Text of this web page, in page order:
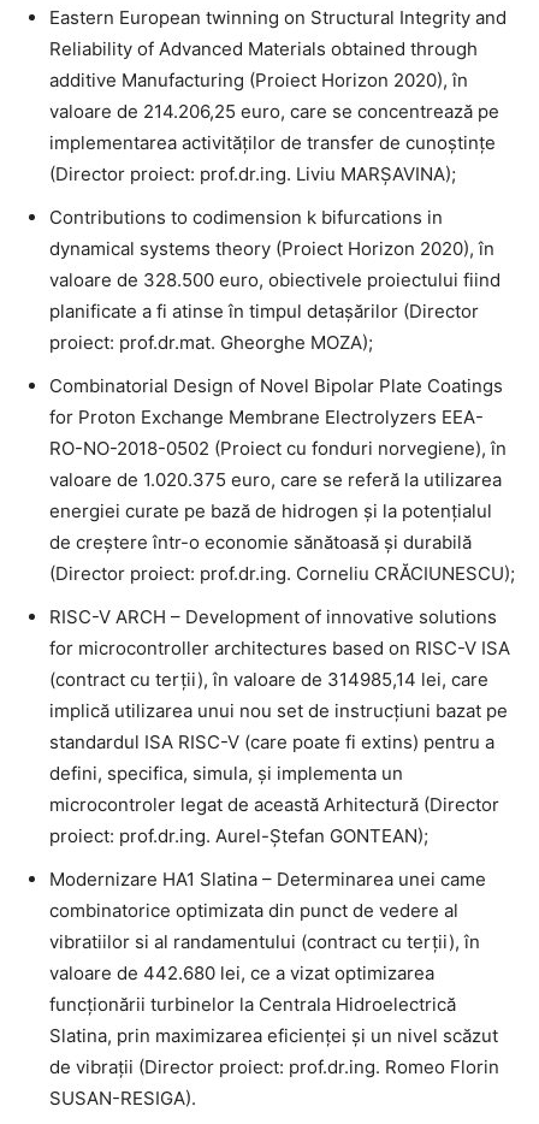
Eastern European twinning on Structural Integrity and
Reliability of Advanced Materials obtained through
additive Manufacturing (Proiect Horizon 2020), în
valoare de 214.206,25 euro, care se concentrează pe
implementarea activităților de transfer de cunoștințe
(Director proiect: prof.dr.ing. Liviu MARȘAVINA);
Contributions to codimension k bifurcations in
dynamical systems theory (Proiect Horizon 2020), în
valoare de 328.500 euro, obiectivele proiectului fiind
planificate a fi atinse în timpul detașărilor (Director
proiect: prof.dr.mat. Gheorghe MOZA);
Combinatorial Design of Novel Bipolar Plate Coatings
for Proton Exchange Membrane Electrolyzers EEA-
RO-NO-2018-0502 (Proiect cu fonduri norvegiene), în
valoare de 1.020.375 euro, care se referă la utilizarea
energiei curate pe bază de hidrogen și la potențialul
de creștere într-o economie sănătoasă și durabilă
(Director proiect: prof.dr.ing. Corneliu CRĂCIUNESCU);
RISC-V ARCH – Development of innovative solutions
for microcontroller architectures based on RISC-V ISA
(contract cu terții), în valoare de 314985,14 lei, care
implică utilizarea unui nou set de instrucțiuni bazat pe
standardul ISA RISC-V (care poate fi extins) pentru a
defini, specifica, simula, și implementa un
microcontroler legat de această Arhitectură (Director
proiect: prof.dr.ing. Aurel-Ștefan GONTEAN);
Modernizare HA1 Slatina – Determinarea unei came
combinatorice optimizata din punct de vedere al
vibratiilor si al randamentului (contract cu terții), în
valoare de 442.680 lei, ce a vizat optimizarea
funcționării turbinelor la Centrala Hidroelectrică
Slatina, prin maximizarea eficienței și un nivel scăzut
de vibrații (Director proiect: prof.dr.ing. Romeo Florin
SUSAN-RESIGA).